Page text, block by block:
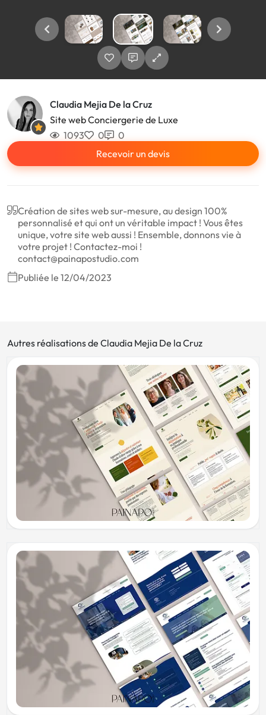
Claudia Mejia De la Cruz
Site web Conciergerie de Luxe
1093
0
0
Recevoir un devis
Création de sites web sur-mesure, au design 100%
personnalisé et qui ont un véritable impact ! Vous êtes
unique, votre site web aussi ! Ensemble, donnons vie à
votre projet ! Contactez-moi !
contact@painapostudio.com
Publiée le 12/04/2023
Autres réalisations de Claudia Mejia De la Cruz